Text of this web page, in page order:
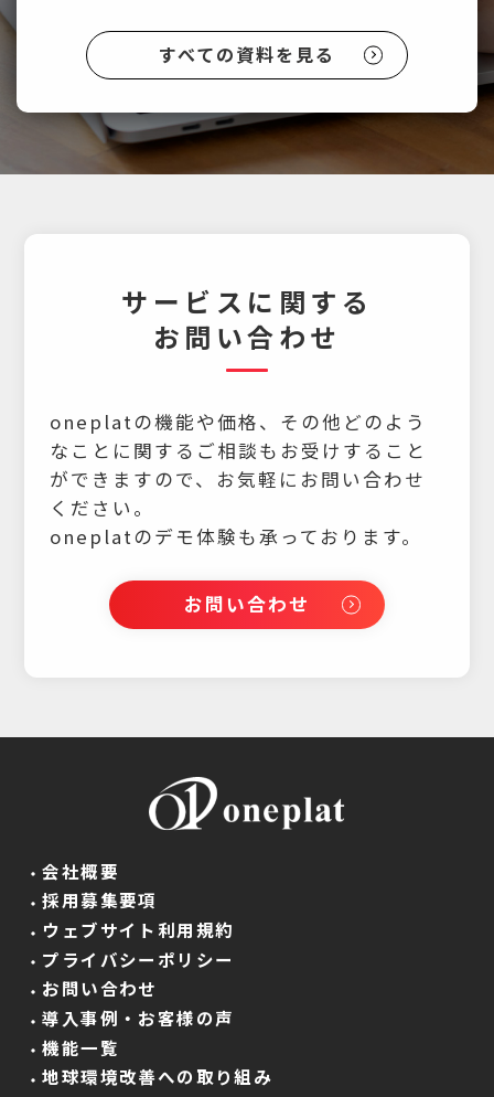
すべての資料を見る
サービスに関する
お問い合わせ
oneplatの機能や価格、その他どのよう
なことに関するご相談もお受けすること
ができますので、 お気軽にお問い合わせ
ください。
oneplatのデモ体験も承っております。
お問い合わせ
会社概要
採用募集要項
ウェブサイト利用規約
プライバシーポリシー
お問い合わせ
導入事例・お客様の声
機能一覧
地球環境改善への取り組み